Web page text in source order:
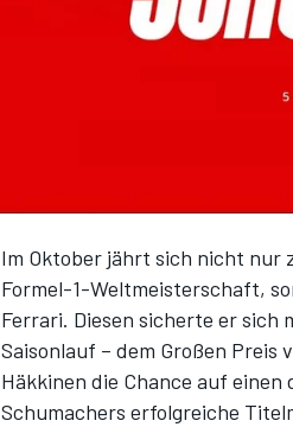
Im Oktober jährt sich nicht nur
Formel-1-Weltmeisterschaft,
Ferrari. Diesen sicherte er sich
Saisonlauf – dem Großen
Häkkinen die Chance auf einen
Schumachers erfolgreiche